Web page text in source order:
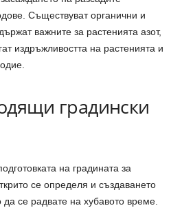
Съществуват органични и
важните за растенията азот,
издръжливостта на растенията и
градински
на градината за
се определя и създаването
да се радвате на хубавото време.